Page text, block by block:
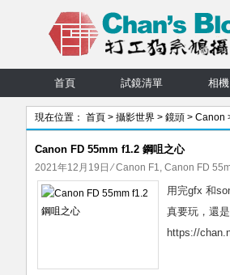
首頁 試鏡清單 相機
現在位置： 首頁 > 攝影世界 > 鏡頭 > Canon
Canon FD 55mm f1.2 鋼咀之心
2021年12月19日 ⁄Canon F1, Canon FD
用完gfx 和
真要玩，還
https://